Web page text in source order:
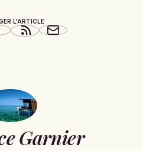
L'ARTICLE
Garnier